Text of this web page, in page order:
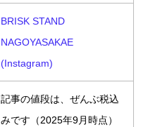
BRISK STAND
NAGOYASAKAE
(Instagram)
記事の値段は、ぜんぶ税込
みです（2025年9月時点）